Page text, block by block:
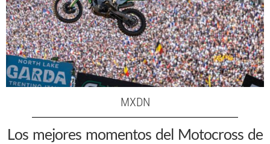
MXDN
Los mejores momentos del Motocross de